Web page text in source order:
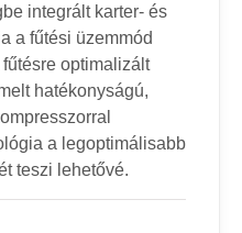
integrált karter- és
a fűtési üzemmód
optimalizált
hatékonyságú,
a legoptimálisabb
teszi lehetővé.